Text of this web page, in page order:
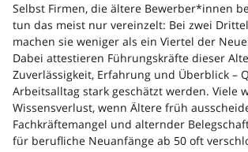
Selbst Firmen, die ältere Bewerber*innen
tun das meist nur vereinzelt: Bei zwei
machen sie weniger als ein Viertel der
Dabei attestieren Führungskräfte dieser
Zuverlässigkeit, Erfahrung und Überblick –
Arbeitsalltag stark geschätzt werden. Viele
Wissensverlust, wenn Ältere früh
Fachkräftemangel und alternder
für berufliche Neuanfänge ab 50 oft